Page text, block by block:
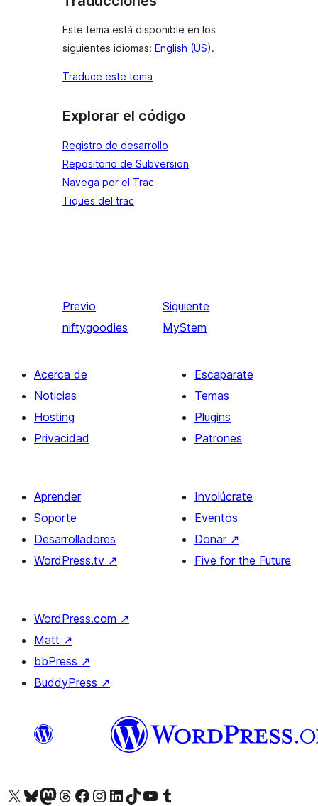
Este tema está disponible en los
siguientes idiomas: English (US).
Traduce este tema
Explorar el código
Registro de desarrollo
Repositorio de Subversion
Navega por el Trac
Tiques del trac
Previo
niftygoodies
Siguiente
MyStem
Acerca de
Noticias
Hosting
Privacidad
Escaparate
Temas
Plugins
Patrones
Aprender
Soporte
Desarrolladores
WordPress.tv ↗
Involúcrate
Eventos
Donar ↗
Five for the Future
WordPress.com ↗
Matt ↗
bbPress ↗
BuddyPress ↗
Visita nuestra cuenta de X (anteriormente Twitter)
Visita nuestra cuenta de Bluesky
Visita nuestra cuenta de Mastodon
Visita nuestra cuenta de Threads
Visita nuestra página de Facebook
Visita nuestra cuenta de Instagram
Visita nuestra cuenta de LinkedIn
Visita nuestra cuenta de TikTok
Visita nuestro canal de YouTube
Visita nuestra cuenta de Tumblr